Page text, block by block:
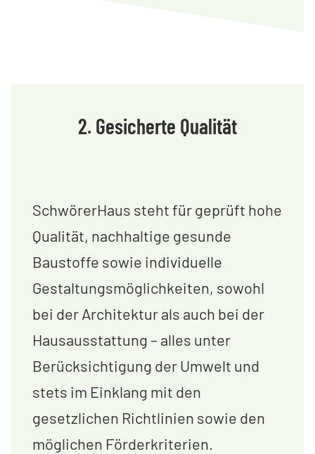
2. Gesicherte Qualität
SchwörerHaus steht für geprüft hohe
Qualität, nachhaltige gesunde
Baustoffe sowie individuelle
Gestaltungsmöglichkeiten, sowohl
bei der Architektur als auch bei der
Hausausstattung – alles unter
Berücksichtigung der Umwelt und
stets im Einklang mit den
gesetzlichen Richtlinien sowie den
möglichen Förderkriterien.